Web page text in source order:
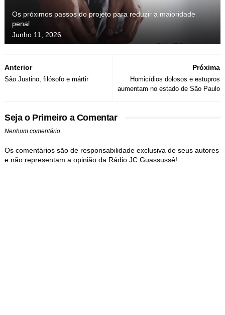
Os próximos passos do projeto para reduzir a maioridade
penal
Junho 11, 2026
Próxima
Homicídios dolosos e estupros
aumentam no estado de São Paulo
Anterior
São Justino, filósofo e mártir
Seja o Primeiro a Comentar
Nenhum comentário
Os comentários são de responsabilidade exclusiva de seus autores
e não representam a opinião da Rádio JC Guassussê!